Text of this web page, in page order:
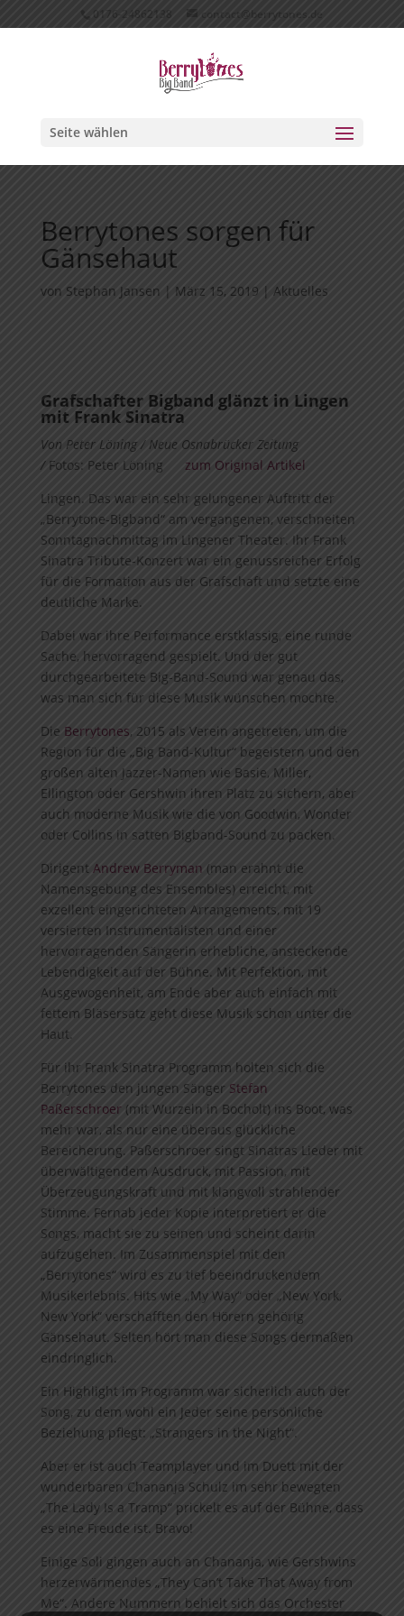
0176-24862138 contact@berrytones.de
Seite wählen
Berrytones sorgen für
Gänsehaut
von Stephan Jansen | März 15, 2019 | Aktuelles
Grafschafter Bigband glänzt in Lingen
mit Frank Sinatra
Von Peter Löning / Neue Osnabrücker Zeitung
/ Fotos: Peter Löning zum Original Artikel
Lingen. Das war ein sehr gelungener Auftritt der
„Berrytone-Bigband“ am vergangenen, verschneiten
Sonntagnachmittag im Lingener Theater. Ihr Frank
Sinatra Tribute-Konzert war ein genussreicher Erfolg
für die Formation aus der Grafschaft und setzte eine
deutliche Marke.
Dabei war ihre Performance erstklassig, eine runde
Sache, hervorragend gespielt. Und der gut
durchgearbeitete Big-Band-Sound war genau das,
was man sich für diese Musik wünschen mochte.
Die Berrytones, 2015 als Verein angetreten, um die
Region für die „Big Band-Kultur“ begeistern und den
großen alten Jazzer-Namen wie Basie, Miller,
Ellington oder Gershwin ihren Platz zu sichern, aber
auch moderne Musik wie die von Goodwin, Wonder
oder Collins in satten Bigband-Sound zu packen.
Dirigent Andrew Berryman (man erahnt die
Namensgebung des Ensembles) erreicht, mit
exzellent eingerichteten Arrangements, mit 19
versierten Instrumentalisten und einer
hervorragenden Sängerin erhebliche, ansteckende
Lebendigkeit auf der Bühne. Mit Perfektion, mit
Ausgewogenheit, am Ende aber auch einfach mit
fettem Bläsersatz geht diese Musik schon unter die
Haut.
Für ihr Frank Sinatra Programm holten sich die
Berrytones den jungen Sänger Stefan
Paßerschroer (mit Wurzeln in Bocholt) ins Boot, was
mehr war, als nur eine überaus glückliche
Bereicherung. Paßerschroer singt Sinatras Lieder mit
überwältigendem Ausdruck, mit Passion, mit
Überzeugungskraft und mit klangvoll strahlender
Stimme. Fernab jeder Kopie interpretiert er die
Songs, macht sie zu seinen und scheint darin
aufzugehen. Im Zusammenspiel mit den
„Berrytones“ wird es zu tief beeindruckendem
Musikerlebnis. Hits wie „My Way“ oder „New York,
New York“ verschafften den Hörern gehörig
Gänsehaut. Selten hört man diese Songs dermaßen
eindringlich.
Ein Highlight im Programm war sicherlich auch der
Song, zu dem wohl ein Jeder seine persönliche
Beziehung pflegt: „Strangers in the Night“.
Aber er ist auch Teamplayer und im Duett mit der
wunderbaren Chananja Schulz im sehr bewegten
„The Lady Is a Tramp“ prickelt es auf der Bühne, dass
es eine Freude ist. Bravo!
Einige Soli gingen auch an Chananja, wie Gershwins
herzerwärmendes „They Can’t Take That Away from
Me“. Andere Nummern behielt sich das Orchester